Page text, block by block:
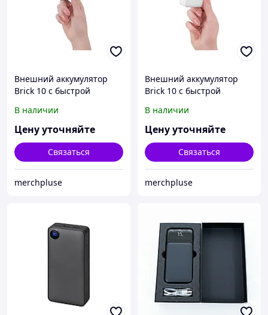
Внешний аккумулятор
Brick 10 с быстрой
мАч, черный
В наличии
Цену уточняйте
Связаться
merchpluse
Внешний аккумулятор
Brick 10 с быстрой
мАч, белый
В наличии
Цену уточняйте
Связаться
merchpluse